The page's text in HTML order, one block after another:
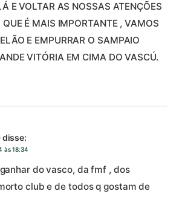
E VOLTAR AS NOSSAS ATENÇÕES
É MAIS IMPORTANTE , VAMOS
E EMPURRAR O SAMPAIO
VITÓRIA EM CIMA DO VASCÚ.
disse:
às 18:34
do vasco, da fmf , dos
club e de todos q gostam de